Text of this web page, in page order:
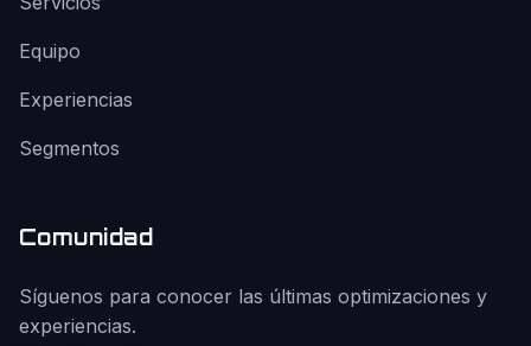
Equipo
Experiencias
Segmentos
Comunidad
Síguenos para conocer las últimas optimizaciones y
experiencias.